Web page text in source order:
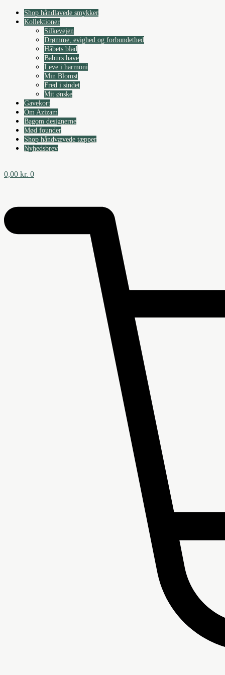
VidereShop håndlavede smykker
Kollektioner
Silkevejen
Drømme, evighed og forbundethed
Håbets blad
Baburs have
Leve i harmoni
Min Blomst
Fred i sindet
Mit ønske
Gavekort
Om Azizam
Bagom designerne
Mød founder
Shop håndvævede tæpper
Nyhedsbrev
0,00 kr. 0